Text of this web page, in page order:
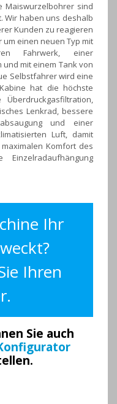
Maiswurzelbohrer sind
Wir haben uns deshalb
Kunden zu reagieren
einen neuen Typ mit
Fahrwerk, einer
und mit einem Tank von
Selbstfahrer wird eine
hat die höchste
Lenkrad, bessere
und einer
Luft, damit
Komfort des
Ihr
Ihren
Sie auch